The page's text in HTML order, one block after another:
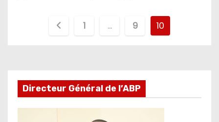
Pagination
1 … 9 10
Directeur Général de l’ABP